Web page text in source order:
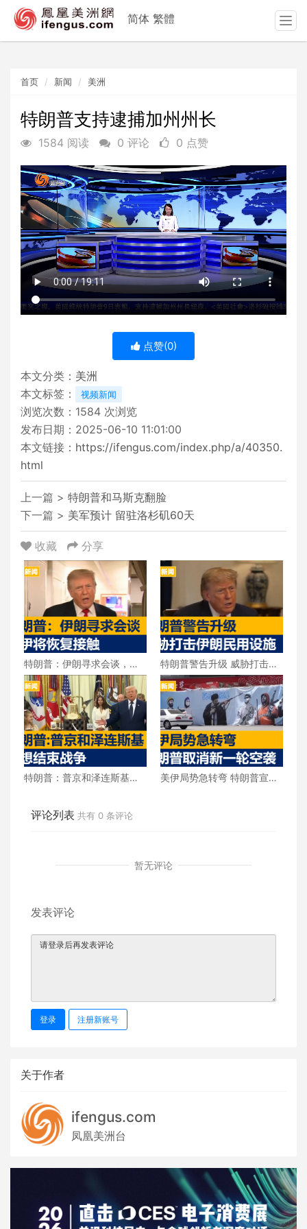
首页 新闻 美洲
特朗普支持逮捕加州州长
1584 阅读 0 评论 0 点赞
点赞(0)
本文分类： 美洲
本文标签：
视频新闻
浏览次数： 1584 次浏览
发布日期：2025-06-10 11:01:00
本文链接： https://ifengus.com/index.php/a/40350.
html
上一篇 > 特朗普和马斯克翻脸
下一篇 > 美军预计 留驻洛杉矶60天
收藏 分享
特朗普：伊朗寻求会谈，美
伊将恢复接触
特朗普警告升级 威胁打击伊
朗民用设施
特朗普：普京和泽连斯基都
美伊局势急转弯 特朗普宣布
评论列表 共有 0 条评论
暂无评论
发表评论
登录 注册新账号
关于作者
ifengus.com
凤凰美洲台
简体 繁體
T
o
g
a
t
o
n